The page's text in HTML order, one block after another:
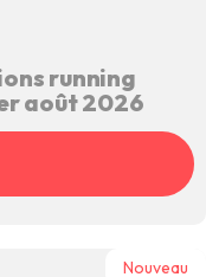
running
août 2026
Nouveau